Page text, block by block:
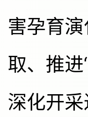
害孕育
取、推
深化开